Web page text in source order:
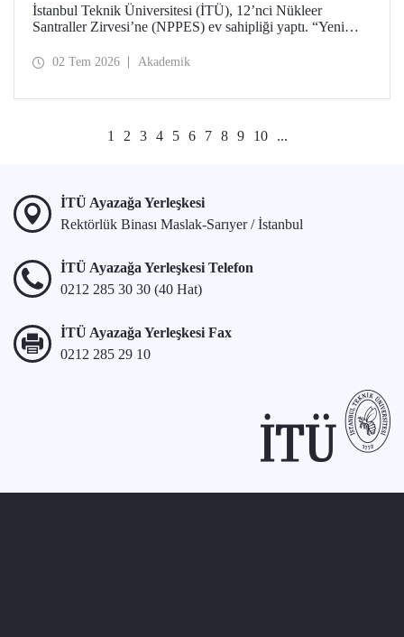
İstanbul Teknik Üniversitesi (İTÜ), 12’nci Nükleer
Santraller Zirvesi’ne (NPPES) ev sahipliği yaptı. “Yeni
Hedeflerini Güçlendirmek” temalı zirvede yeni nükleer
02 Tem 2026 Akademik
1 2 3 4 5 6 7 8 9 10 ...
İTÜ Ayazağa Yerleşkesi
Rektörlük Binası Maslak-Sarıyer / İstanbul
İTÜ Ayazağa Yerleşkesi Telefon
0212 285 30 30 (40 Hat)
İTÜ Ayazağa Yerleşkesi Fax
0212 285 29 10